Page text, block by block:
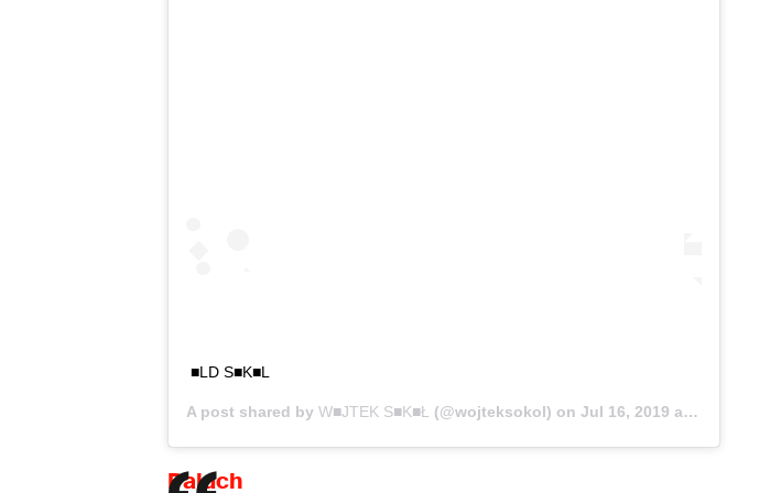
■LD S■K■L
A post shared by W■JTEK S■K■Ł (@wojteksokol) on Jul 16, 2019 at 11:32pm PDT
Paluch